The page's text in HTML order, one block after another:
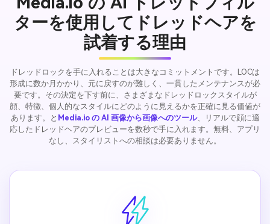
ターを使用してドレッドヘアを
試着する理由
ドレッドロックを手に入れることは大きなコミットメントです。LOCは
形成に数か月かかり、元に戻すのが難しく、一貫したメンテナンスが必
要です。その決定を下す前に、さまざまなドレッドロックスタイルが
顔、特徴、個人的なスタイルにどのように見えるかを正確に見る価値が
あります。と Media.io の AI 画像から画像へのツール、リアルで顔に適
応したドレッドヘアのプレビューを数秒で手に入れます。無料、アプリ
なし、スタイリストへの相談は必要ありません。